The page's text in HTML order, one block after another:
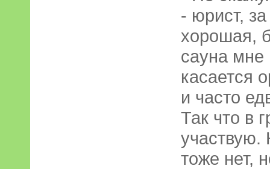
- юрист,
хорошая,
сауна мне
касается
и часто
Так что в
участвую.
тоже нет,